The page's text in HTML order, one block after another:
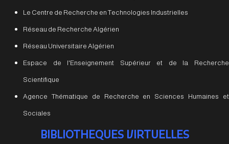
Le Centre de Recherche en Technologies Industrielles
Réseau de Recherche Algérien
Réseau Universitaire Algérien
Espace de l'Enseignement Supérieur et de la Recherche
Scientifique
Agence Thématique de Recherche en Sciences Humaines et
Sociales
BIBLIOTHEQUES VIRTUELLES